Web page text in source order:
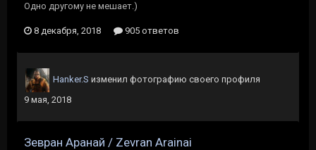
Одно другому не мешает.)
8 декабря, 2018 905 ответов
Hanker.S изменил фотографию своего профиля
9 мая, 2018
Зевран Аранай / Zevran Arainai